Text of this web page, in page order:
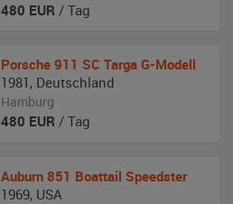
480 EUR / Tag
Porsche 911 SC Targa G-Modell
1981 , Deutschland
Hamburg
480 EUR / Tag
Auburn 851 Boattail Speedster
1969, USA